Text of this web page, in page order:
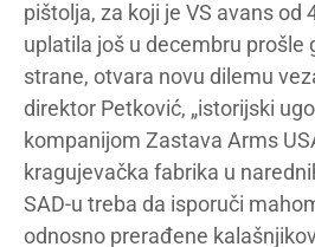
pištolja, za koji je VS avans od
uplatila još u decembru prošle
strane, otvara novu dilemu
direktor Petković, „istorijski
kompanijom Zastava Arms
kragujevačka fabrika u
SAD-u treba da isporuči
odnosno prerađene